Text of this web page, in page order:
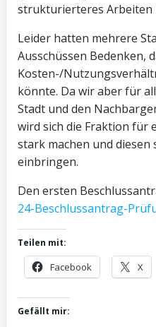
strukturierteres Arbeiten
Leider hatten mehrere
Ausschüssen Bedenken,
Kosten-/
könnte. Da wir aber für
Stadt und den
wird sich die Fraktion für
stark machen und diesen
einbringen.
Den ersten
24-Beschlussantrag-
Teilen mit:
Facebook X
Gefällt mir: